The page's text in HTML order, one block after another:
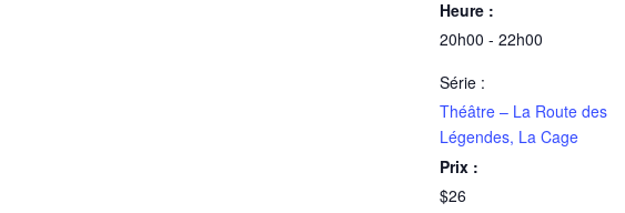
Heure :
20h00 - 22h00
Série :
Théâtre – La Route des
Légendes, La Cage
Prix :
$26